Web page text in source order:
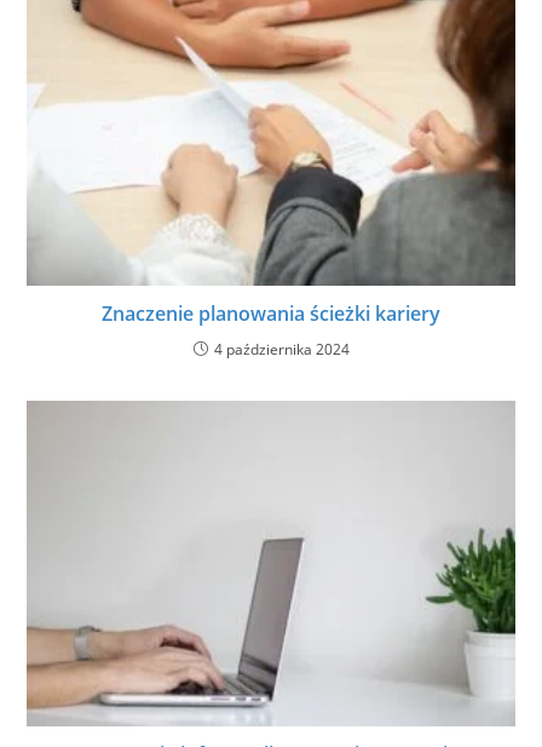
Znaczenie planowania ścieżki kariery
4 października 2024